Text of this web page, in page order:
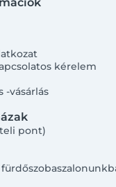
kérelem
-vásárlás
pont)